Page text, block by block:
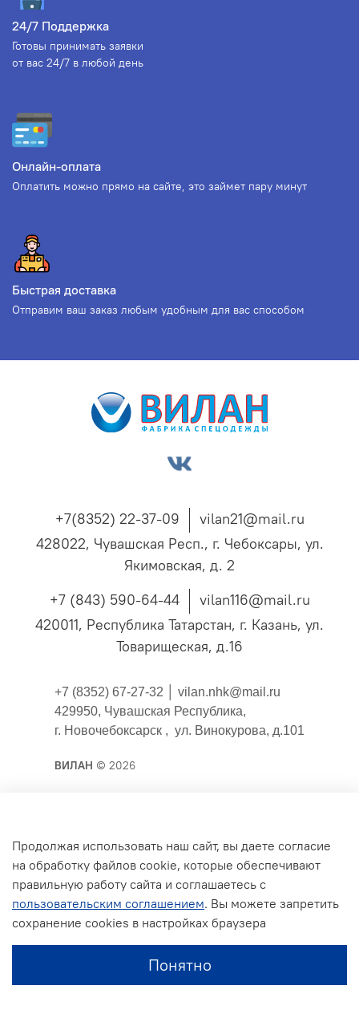
24/7 Поддержка
Готовы принимать заявки
от вас 24/7 в любой день
Онлайн-оплата
Оплатить можно прямо на сайте, это займет пару минут
Быстрая доставка
Отправим ваш заказ любым удобным для вас способом
+7(8352) 22-37-09
vilan21@mail.ru
428022, Чувашская Респ., г. Чебоксары, ул.
Якимовская, д. 2
+7 (843) 590-64-44
vilan116@mail.ru
420011, Республика Татарстан, г. Казань, ул.
Товарищеская, д.16
+7 (8352) 67-27-32 │ vilan.nhk@mail.ru
429950, Чувашская Республика,
г. Новочебоксарск , ул. Винокурова, д.101
ВИЛАН © 2026
Публичная оферта
Согласие на обработку персональных данных для
сайта
Политика конфиденциальности
Условия обмена и возврата
Продолжая использовать наш сайт, вы даете согласие
на обработку файлов cookie, которые обеспечивают
правильную работу сайта и соглашаетесь с
пользовательским соглашением. Вы можете запретить
сохранение cookies в настройках браузера
Понятно